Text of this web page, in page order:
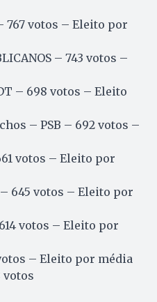
767 votos – Eleito por
– 743 votos –
– 698 votos – Eleito
– PSB – 692 votos –
votos – Eleito por
645 votos – Eleito por
votos – Eleito por
– Eleito por média
votos